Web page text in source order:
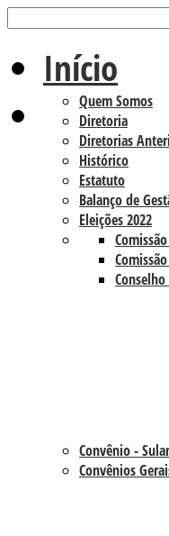
Início
Quem Somos
Diretoria
Diretorias
Histórico
Estatuto
Balanço de
Eleições 2022
Conselho
Convênio -
Convênios